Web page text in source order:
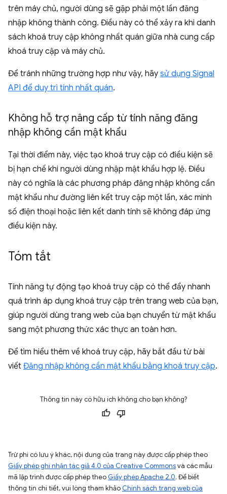
trên máy chủ, người dùng sẽ gặp phải một lần đăng
nhập không thành công. Điều này có thể xảy ra khi danh
sách khoá truy cập không nhất quán giữa nhà cung cấp
khoá truy cập và máy chủ.
Để tránh những trường hợp như vậy, hãy sử dụng Signal
API để duy trì tính nhất quán.
Không hỗ trợ nâng cấp từ tính năng đăng
nhập không cần mật khẩu
Tại thời điểm này, việc tạo khoá truy cập có điều kiện sẽ
bị hạn chế khi người dùng nhập mật khẩu hợp lệ. Điều
này có nghĩa là các phương pháp đăng nhập không cần
mật khẩu như đường liên kết truy cập một lần, xác minh
số điện thoại hoặc liên kết danh tính sẽ không đáp ứng
điều kiện này.
Tóm tắt
Tính năng tự động tạo khoá truy cập có thể đẩy nhanh
quá trình áp dụng khoá truy cập trên trang web của bạn,
giúp người dùng trang web của bạn chuyển từ mật khẩu
sang một phương thức xác thực an toàn hơn.
Để tìm hiểu thêm về khoá truy cập, hãy bắt đầu từ bài
viết Đăng nhập không cần mật khẩu bằng khoá truy cập.
Thông tin này có hữu ích không cho bạn không?
Trừ phi có lưu ý khác, nội dung của trang này được cấp phép theo
Giấy phép ghi nhận tác giả 4.0 của Creative Commonsvà các mẫu
mã lập trình được cấp phép theo Giấy phép Apache 2.0. Để biết
thông tin chi tiết, vui lòng tham khảo Chính sách trang web của